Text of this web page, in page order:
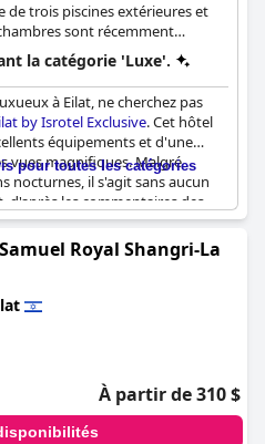
de trois piscines extérieures et
sont récemment
ou la mer, et la plupart ont des
sur place et un spa à
la catégorie 'Luxe'.
à Eilat, ne cherchez pas
by Isrotel Exclusive. Cet hôtel
équipements et d'une
vues magnifiques. Malgré
nocturnes, il s'agit sans aucun
d'après les commentaires des
de luxe et est
une escapade parfaite pour
dorloter et se détendre. Ne
dans la ville la plus
pour toutes les catégories
Royal Shangri-La
À partir de 310 $